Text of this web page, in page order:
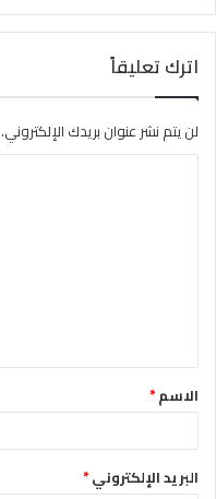
اترك تعليقاً
لن يتم نشر عنوان بريدك الإلكتروني.
ق
*الاسم*
البريد الإلكتروني*